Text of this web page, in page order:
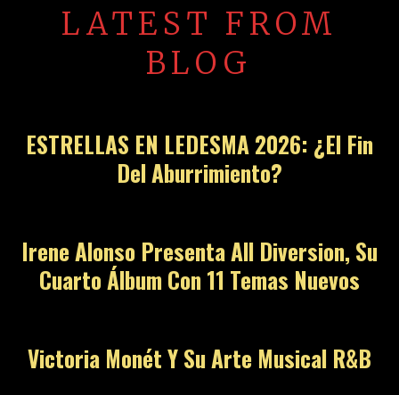
LATEST FROM
BLOG
ESTRELLAS EN LEDESMA 2026: ¿El Fin
Del Aburrimiento?
Irene Alonso Presenta All Diversion, Su
Cuarto Álbum Con 11 Temas Nuevos
Victoria Monét Y Su Arte Musical R&B